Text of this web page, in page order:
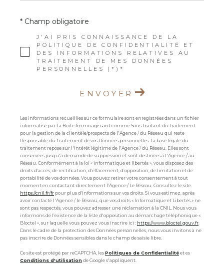
J'AI PRIS CONNAISSANCE DE LA
POLITIQUE DE CONFIDENTIALITÉ ET
DES INFORMATIONS RELATIVES AU
TRAITEMENT DE MES DONNÉES
PERSONNELLES (*)*
* Champ obligatoire
ENVOYER
Les informations recueillies sur ce formulaire sont enregistrées dans un fichier
informatisé par La Boite Immo agissant comme Sous-traitant du traitement
pour la gestion de la clientèle/prospects de l'Agence / du Réseau qui reste
Responsable du Traitement de vos Données personnelles. La base légale du
traitement repose sur l'intérêt légitime de l'Agence / du Réseau. Elles sont
conservées jusqu'à demande de suppression et sont destinées à l'Agence / au
Réseau. Conformément à la loi « informatique et libertés », vous disposez des
droits d’accès, de rectification, d’effacement, d’opposition, de limitation et de
portabilité de vos données. Vous pouvez retirer votre consentement à tout
moment en contactant directement l’Agence / Le Réseau. Consultez le site
https://cnil.fr/fr pour plus d’informations sur vos droits. Si vous estimez, après
avoir contacté l'Agence / le Réseau, que vos droits « Informatique et Libertés » ne
sont pas respectés, vous pouvez adresser une réclamation à la CNIL. Nous vous
informons de l’existence de la liste d'opposition au démarchage téléphonique «
Bloctel », sur laquelle vous pouvez vous inscrire ici : https://www.bloctel.gouv.fr
Dans le cadre de la protection des Données personnelles, nous vous invitons à ne
pas inscrire de Données sensibles dans le champ de saisie libre.
Ce site est protégé par reCAPTCHA, lesPolitiques de Confidentialitéet es
Conditions d'utilisationde Google s'appliquent.